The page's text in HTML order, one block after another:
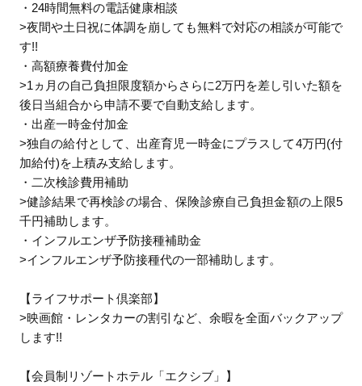
・24時間無料の電話健康相談
>夜間や土日祝に体調を崩しても無料で対応の相談が可能で
す!!
・高額療養費付加金
>1ヵ月の自己負担限度額からさらに2万円を差し引いた額を
後日当組合から申請不要で自動支給します。
・出産一時金付加金
>独自の給付として、出産育児一時金にプラスして4万円(付
加給付)を上積み支給します。
・二次検診費用補助
>健診結果で再検診の場合、保険診療自己負担金額の上限5
千円補助します。
・インフルエンザ予防接種補助金
>インフルエンザ予防接種代の一部補助します。
【ライフサポート倶楽部】
>映画館・レンタカーの割引など、余暇を全面バックアップ
します!!
【会員制リゾートホテル「エクシブ」】